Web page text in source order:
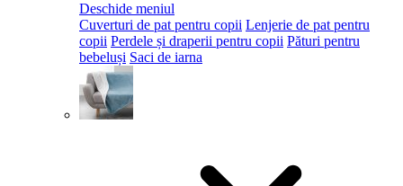
Deschide meniul
Cuverturi de pat pentru copii Lenjerie de pat pentru
copii Perdele și draperii pentru copii Pături pentru
bebeluși Saci de iarna